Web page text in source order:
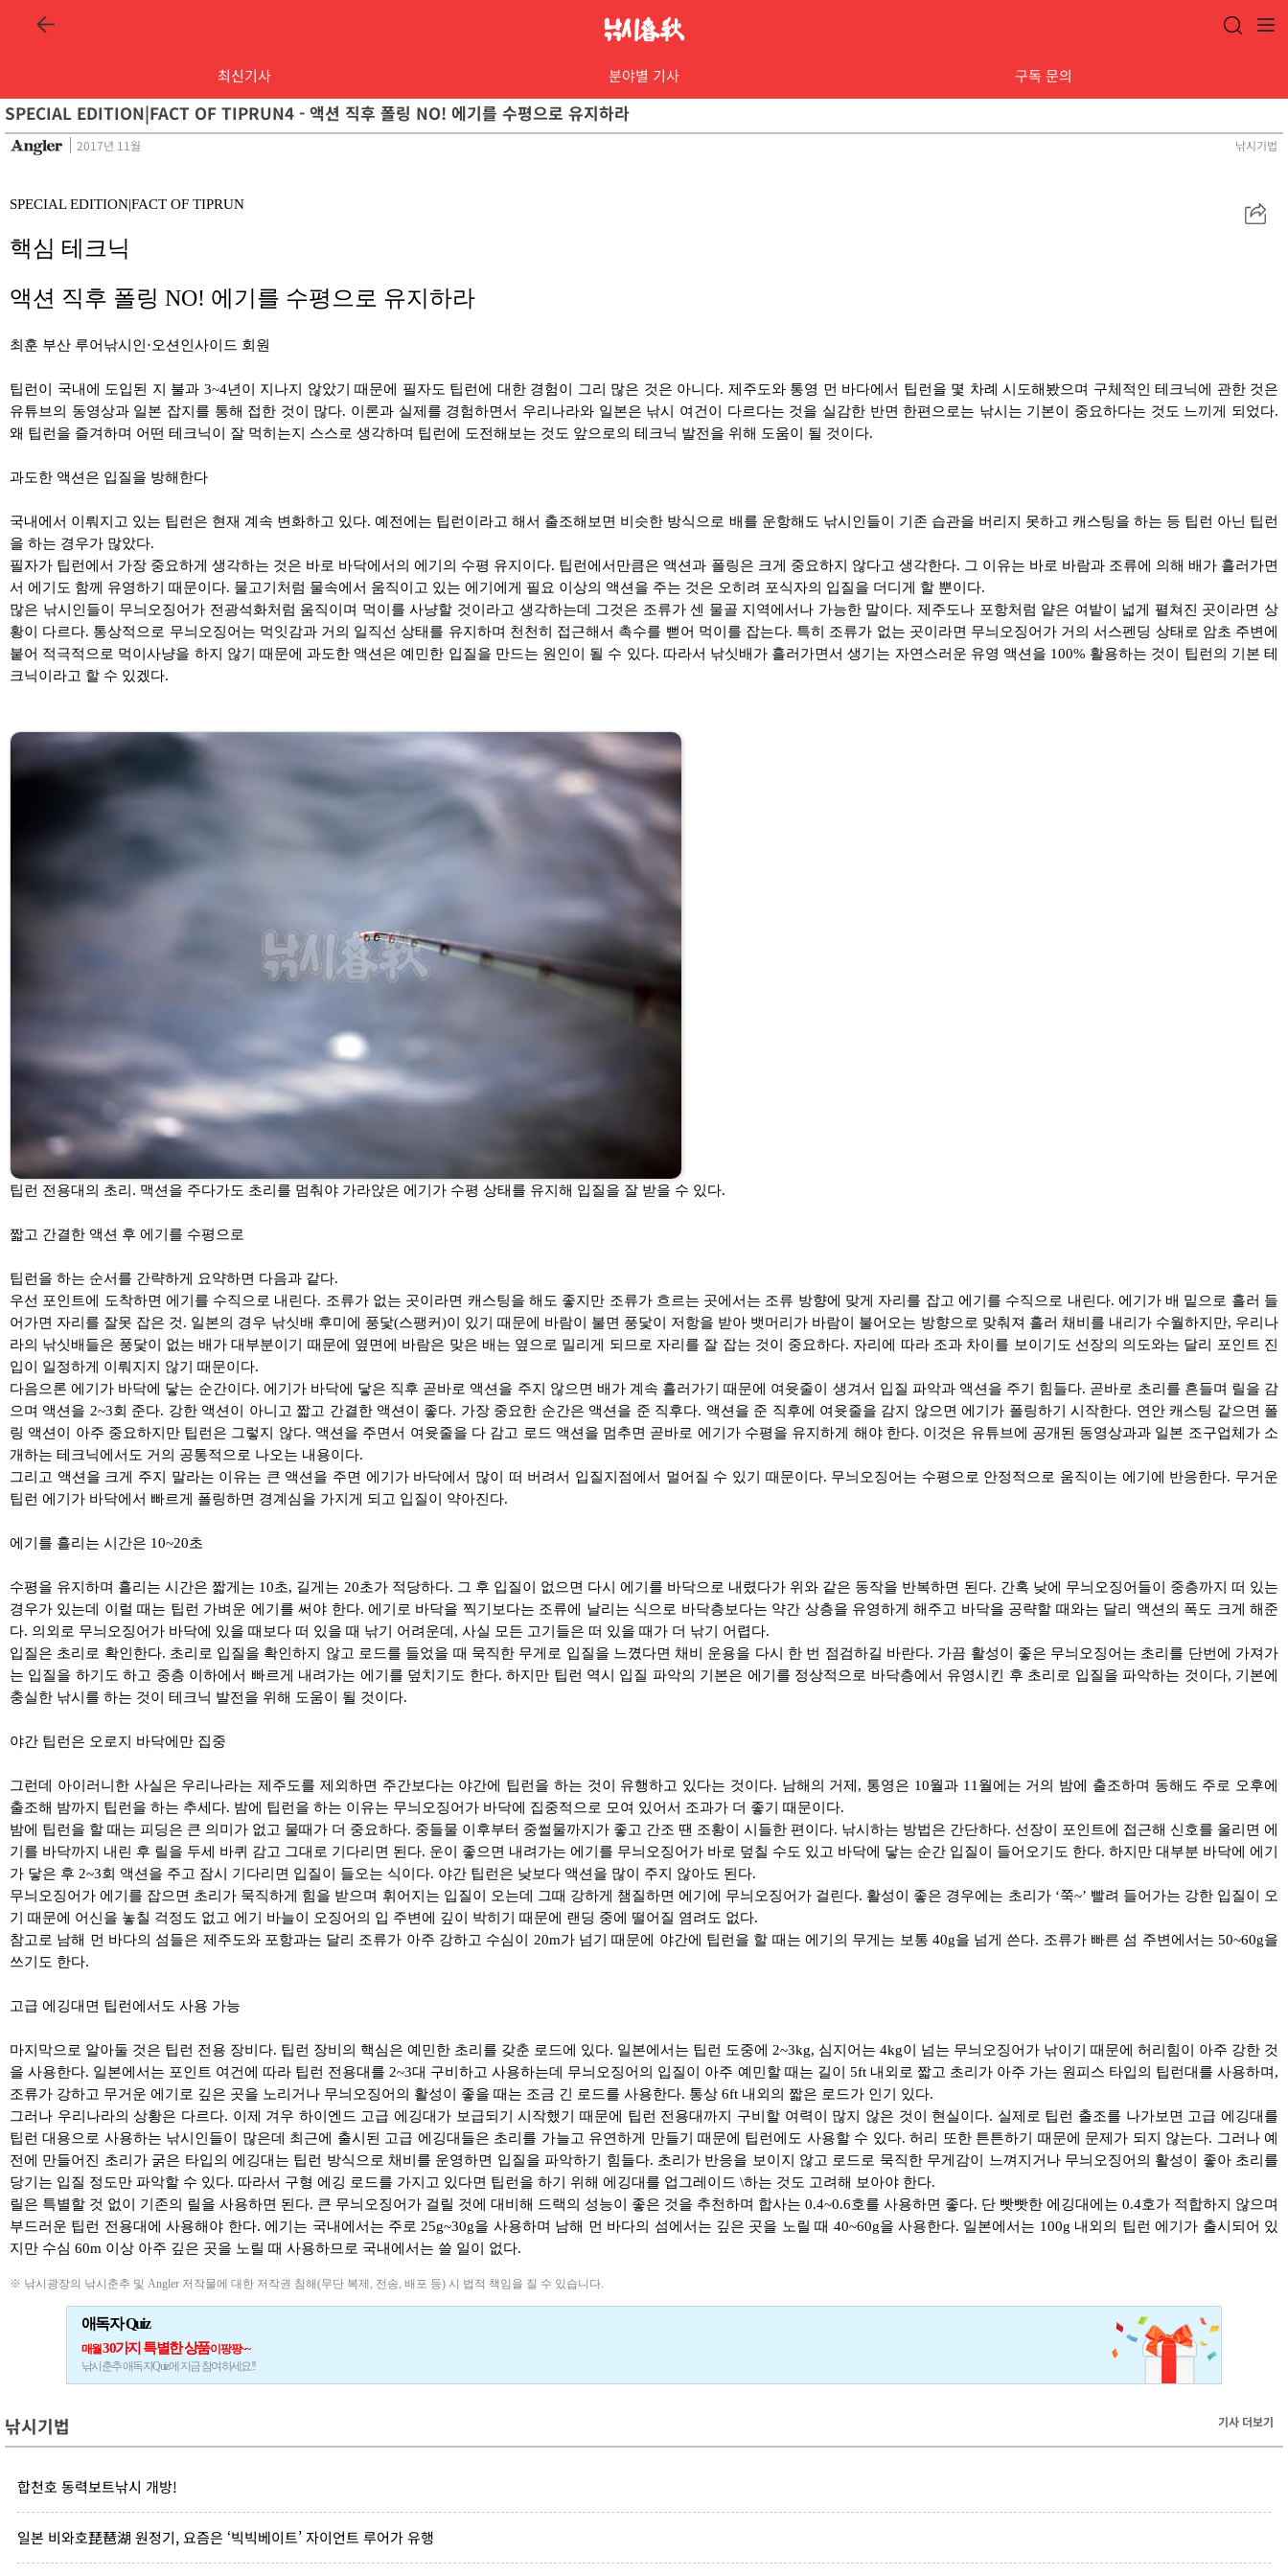
최신기사 분야별 기사 구독 문의
SPECIAL EDITION|FACT OF TIPRUN4 - 액션 직후 폴링 NO! 에기를 수평으로 유지하라
2017년 11월 낚시기법
공
유
SPECIAL EDITION|FACT OF TIPRUN
핵심 테크닉
액션 직후 폴링 NO! 에기를 수평으로 유지하라
최훈 부산 루어낚시인·오션인사이드 회원
팁런이 국내에 도입된 지 불과 3~4년이 지나지 않았기 때문에 필자도 팁런에 대한 경험이 그리 많은 것은 아니다. 제주도와 통영 먼 바다에서 팁런을 몇 차례 시도해봤으며 구체적인 테크닉에 관한 것은
유튜브의 동영상과 일본 잡지를 통해 접한 것이 많다. 이론과 실제를 경험하면서 우리나라와 일본은 낚시 여건이 다르다는 것을 실감한 반면 한편으로는 낚시는 기본이 중요하다는 것도 느끼게 되었다.
왜 팁런을 즐겨하며 어떤 테크닉이 잘 먹히는지 스스로 생각하며 팁런에 도전해보는 것도 앞으로의 테크닉 발전을 위해 도움이 될 것이다.
과도한 액션은 입질을 방해한다
국내에서 이뤄지고 있는 팁런은 현재 계속 변화하고 있다. 예전에는 팁런이라고 해서 출조해보면 비슷한 방식으로 배를 운항해도 낚시인들이 기존 습관을 버리지 못하고 캐스팅을 하는 등 팁런 아닌 팁런
을 하는 경우가 많았다.
필자가 팁런에서 가장 중요하게 생각하는 것은 바로 바닥에서의 에기의 수평 유지이다. 팁런에서만큼은 액션과 폴링은 크게 중요하지 않다고 생각한다. 그 이유는 바로 바람과 조류에 의해 배가 흘러가면
서 에기도 함께 유영하기 때문이다. 물고기처럼 물속에서 움직이고 있는 에기에게 필요 이상의 액션을 주는 것은 오히려 포식자의 입질을 더디게 할 뿐이다.
많은 낚시인들이 무늬오징어가 전광석화처럼 움직이며 먹이를 사냥할 것이라고 생각하는데 그것은 조류가 센 물골 지역에서나 가능한 말이다. 제주도나 포항처럼 얕은 여밭이 넓게 펼쳐진 곳이라면 상
황이 다르다. 통상적으로 무늬오징어는 먹잇감과 거의 일직선 상태를 유지하며 천천히 접근해서 촉수를 뻗어 먹이를 잡는다. 특히 조류가 없는 곳이라면 무늬오징어가 거의 서스펜딩 상태로 암초 주변에
붙어 적극적으로 먹이사냥을 하지 않기 때문에 과도한 액션은 예민한 입질을 만드는 원인이 될 수 있다. 따라서 낚싯배가 흘러가면서 생기는 자연스러운 유영 액션을 100% 활용하는 것이 팁런의 기본 테
크닉이라고 할 수 있겠다.
팁런 전용대의 초리. 맥션을 주다가도 초리를 멈춰야 가라앉은 에기가 수평 상태를 유지해 입질을 잘 받을 수 있다.
짧고 간결한 액션 후 에기를 수평으로
팁런을 하는 순서를 간략하게 요약하면 다음과 같다.
우선 포인트에 도착하면 에기를 수직으로 내린다. 조류가 없는 곳이라면 캐스팅을 해도 좋지만 조류가 흐르는 곳에서는 조류 방향에 맞게 자리를 잡고 에기를 수직으로 내린다. 에기가 배 밑으로 흘러 들
어가면 자리를 잘못 잡은 것. 일본의 경우 낚싯배 후미에 풍닻(스팽커)이 있기 때문에 바람이 불면 풍닻이 저항을 받아 뱃머리가 바람이 불어오는 방향으로 맞춰져 흘러 채비를 내리가 수월하지만, 우리나
라의 낚싯배들은 풍닻이 없는 배가 대부분이기 때문에 옆면에 바람은 맞은 배는 옆으로 밀리게 되므로 자리를 잘 잡는 것이 중요하다. 자리에 따라 조과 차이를 보이기도 선장의 의도와는 달리 포인트 진
입이 일정하게 이뤄지지 않기 때문이다.
다음으론 에기가 바닥에 닿는 순간이다. 에기가 바닥에 닿은 직후 곧바로 액션을 주지 않으면 배가 계속 흘러가기 때문에 여윳줄이 생겨서 입질 파악과 액션을 주기 힘들다. 곧바로 초리를 흔들며 릴을 감
으며 액션을 2~3회 준다. 강한 액션이 아니고 짧고 간결한 액션이 좋다. 가장 중요한 순간은 액션을 준 직후다. 액션을 준 직후에 여윳줄을 감지 않으면 에기가 폴링하기 시작한다. 연안 캐스팅 같으면 폴
링 액션이 아주 중요하지만 팁런은 그렇지 않다. 액션을 주면서 여윳줄을 다 감고 로드 액션을 멈추면 곧바로 에기가 수평을 유지하게 해야 한다. 이것은 유튜브에 공개된 동영상과과 일본 조구업체가 소
개하는 테크닉에서도 거의 공통적으로 나오는 내용이다.
그리고 액션을 크게 주지 말라는 이유는 큰 액션을 주면 에기가 바닥에서 많이 떠 버려서 입질지점에서 멀어질 수 있기 때문이다. 무늬오징어는 수평으로 안정적으로 움직이는 에기에 반응한다. 무거운
팁런 에기가 바닥에서 빠르게 폴링하면 경계심을 가지게 되고 입질이 약아진다.
에기를 흘리는 시간은 10~20초
수평을 유지하며 흘리는 시간은 짧게는 10초, 길게는 20초가 적당하다. 그 후 입질이 없으면 다시 에기를 바닥으로 내렸다가 위와 같은 동작을 반복하면 된다. 간혹 낮에 무늬오징어들이 중층까지 떠 있는
경우가 있는데 이럴 때는 팁런 가벼운 에기를 써야 한다. 에기로 바닥을 찍기보다는 조류에 날리는 식으로 바닥층보다는 약간 상층을 유영하게 해주고 바닥을 공략할 때와는 달리 액션의 폭도 크게 해준
다. 의외로 무늬오징어가 바닥에 있을 때보다 떠 있을 때 낚기 어려운데, 사실 모든 고기들은 떠 있을 때가 더 낚기 어렵다.
입질은 초리로 확인한다. 초리로 입질을 확인하지 않고 로드를 들었을 때 묵직한 무게로 입질을 느꼈다면 채비 운용을 다시 한 번 점검하길 바란다. 가끔 활성이 좋은 무늬오징어는 초리를 단번에 가져가
는 입질을 하기도 하고 중층 이하에서 빠르게 내려가는 에기를 덮치기도 한다. 하지만 팁런 역시 입질 파악의 기본은 에기를 정상적으로 바닥층에서 유영시킨 후 초리로 입질을 파악하는 것이다, 기본에
충실한 낚시를 하는 것이 테크닉 발전을 위해 도움이 될 것이다.
야간 팁런은 오로지 바닥에만 집중
그런데 아이러니한 사실은 우리나라는 제주도를 제외하면 주간보다는 야간에 팁런을 하는 것이 유행하고 있다는 것이다. 남해의 거제, 통영은 10월과 11월에는 거의 밤에 출조하며 동해도 주로 오후에
출조해 밤까지 팁런을 하는 추세다. 밤에 팁런을 하는 이유는 무늬오징어가 바닥에 집중적으로 모여 있어서 조과가 더 좋기 때문이다.
밤에 팁런을 할 때는 피딩은 큰 의미가 없고 물때가 더 중요하다. 중들물 이후부터 중썰물까지가 좋고 간조 땐 조황이 시들한 편이다. 낚시하는 방법은 간단하다. 선장이 포인트에 접근해 신호를 울리면 에
기를 바닥까지 내린 후 릴을 두세 바퀴 감고 그대로 기다리면 된다. 운이 좋으면 내려가는 에기를 무늬오징어가 바로 덮칠 수도 있고 바닥에 닿는 순간 입질이 들어오기도 한다. 하지만 대부분 바닥에 에기
가 닿은 후 2~3회 액션을 주고 잠시 기다리면 입질이 들오는 식이다. 야간 팁런은 낮보다 액션을 많이 주지 않아도 된다.
무늬오징어가 에기를 잡으면 초리가 묵직하게 힘을 받으며 휘어지는 입질이 오는데 그때 강하게 챔질하면 에기에 무늬오징어가 걸린다. 활성이 좋은 경우에는 초리가 ‘쭉~’ 빨려 들어가는 강한 입질이 오
기 때문에 어신을 놓칠 걱정도 없고 에기 바늘이 오징어의 입 주변에 깊이 박히기 때문에 랜딩 중에 떨어질 염려도 없다.
참고로 남해 먼 바다의 섬들은 제주도와 포항과는 달리 조류가 아주 강하고 수심이 20m가 넘기 때문에 야간에 팁런을 할 때는 에기의 무게는 보통 40g을 넘게 쓴다. 조류가 빠른 섬 주변에서는 50~60g을
쓰기도 한다.
고급 에깅대면 팁런에서도 사용 가능
마지막으로 알아둘 것은 팁런 전용 장비다. 팁런 장비의 핵심은 예민한 초리를 갖춘 로드에 있다. 일본에서는 팁런 도중에 2~3kg, 심지어는 4kg이 넘는 무늬오징어가 낚이기 때문에 허리힘이 아주 강한 것
을 사용한다. 일본에서는 포인트 여건에 따라 팁런 전용대를 2~3대 구비하고 사용하는데 무늬오징어의 입질이 아주 예민할 때는 길이 5ft 내외로 짧고 초리가 아주 가는 원피스 타입의 팁런대를 사용하며,
조류가 강하고 무거운 에기로 깊은 곳을 노리거나 무늬오징어의 활성이 좋을 때는 조금 긴 로드를 사용한다. 통상 6ft 내외의 짧은 로드가 인기 있다.
그러나 우리나라의 상황은 다르다. 이제 겨우 하이엔드 고급 에깅대가 보급되기 시작했기 때문에 팁런 전용대까지 구비할 여력이 많지 않은 것이 현실이다. 실제로 팁런 출조를 나가보면 고급 에깅대를
팁런 대용으로 사용하는 낚시인들이 많은데 최근에 출시된 고급 에깅대들은 초리를 가늘고 유연하게 만들기 때문에 팁런에도 사용할 수 있다. 허리 또한 튼튼하기 때문에 문제가 되지 않는다. 그러나 예
전에 만들어진 초리가 굵은 타입의 에깅대는 팁런 방식으로 채비를 운영하면 입질을 파악하기 힘들다. 초리가 반응을 보이지 않고 로드로 묵직한 무게감이 느껴지거나 무늬오징어의 활성이 좋아 초리를
당기는 입질 정도만 파악할 수 있다. 따라서 구형 에깅 로드를 가지고 있다면 팁런을 하기 위해 에깅대를 업그레이드 \하는 것도 고려해 보아야 한다.
릴은 특별할 것 없이 기존의 릴을 사용하면 된다. 큰 무늬오징어가 걸릴 것에 대비해 드랙의 성능이 좋은 것을 추천하며 합사는 0.4~0.6호를 사용하면 좋다. 단 빳빳한 에깅대에는 0.4호가 적합하지 않으며
부드러운 팁런 전용대에 사용해야 한다. 에기는 국내에서는 주로 25g~30g을 사용하며 남해 먼 바다의 섬에서는 깊은 곳을 노릴 때 40~60g을 사용한다. 일본에서는 100g 내외의 팁런 에기가 출시되어 있
지만 수심 60m 이상 아주 깊은 곳을 노릴 때 사용하므로 국내에서는 쓸 일이 없다.
※ 낚시광장의 낚시춘추 및 Angler 저작물에 대한 저작권 침해(무단 복제, 전송, 배포 등) 시 법적 책임을 질 수 있습니다.
애독자 Quiz
매월30가지 특별한 상품이 팡팡~~
낚시춘추 애독자Quiz에 지금 참여하세요!!
낚시기법 기사 더보기
합천호 동력보트낚시 개방!
일본 비와호琵琶湖 원정기, 요즘은 ‘빅빅베이트’ 자이언트 루어가 유행